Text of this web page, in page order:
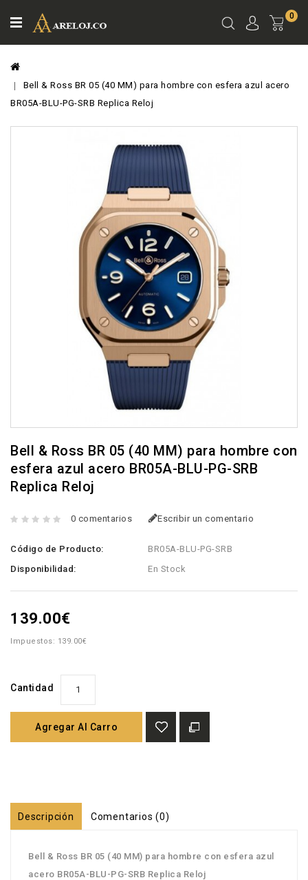
0
Bell & Ross BR 05 (40 MM) para hombre con esfera azul acero
BR05A-BLU-PG-SRB Replica Reloj
Bell & Ross BR 05 (40 MM) para hombre con
esfera azul acero BR05A-BLU-PG-SRB
Replica Reloj
0 comentarios Escribir un comentario
Código de Producto:
BR05A-BLU-PG-SRB
Disponibilidad:
En Stock
139.00€
Impuestos: 139.00€
Cantidad
Agregar Al Carro
Descripción Comentarios (0)
Bell & Ross BR 05 (40 MM) para hombre con esfera azul
acero BR05A-BLU-PG-SRB Replica Reloj